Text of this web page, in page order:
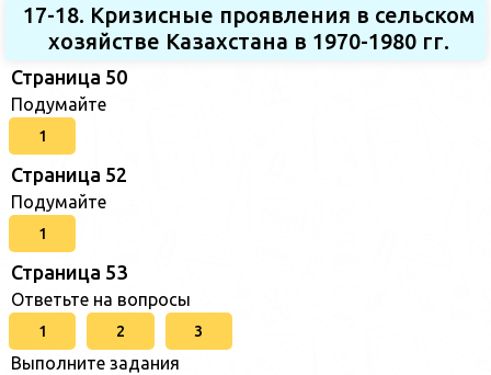
17-18. Кризисные проявления в сельском
хозяйстве Казахстана в 1970-1980 гг.
Страница 50
Подумайте
1
Страница 52
Подумайте
1
Страница 53
Ответьте на вопросы
1 2 3
Выполните задания